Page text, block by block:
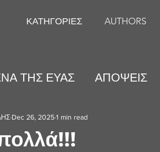
ΚΑΤΗΓΟΡΙΕΣ AUTHORS
ΤΗΣ ΕΥΑΣ ΑΠΟΨΕΙΣ
ΕΙΚΑΣΤΙΚΕΣ ΤΕΧΝΕΣ
Dec 26, 20251 min read